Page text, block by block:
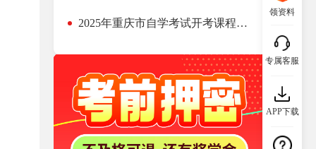
领资料
专属客服
APP下载
2025年重庆市自学考试开考课程教材目录